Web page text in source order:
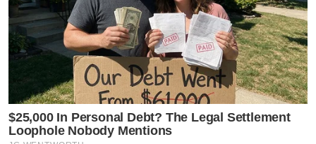
$25,000 In Personal Debt? The Legal Settlement
Loophole Nobody Mentions